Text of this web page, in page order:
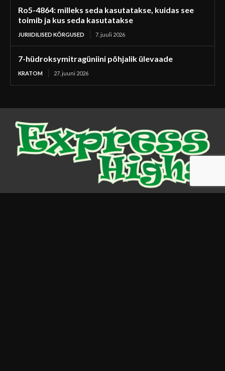
Ro5-4864: milleks seda kasutatakse, kuidas see
toimib ja kus seda kasutatakse
JURIIDILISED KÕRGUSED 7. juuli 2026
7-hüdroksymitragüniini põhjalik ülevaade
KRATOM 27. juuni 2026